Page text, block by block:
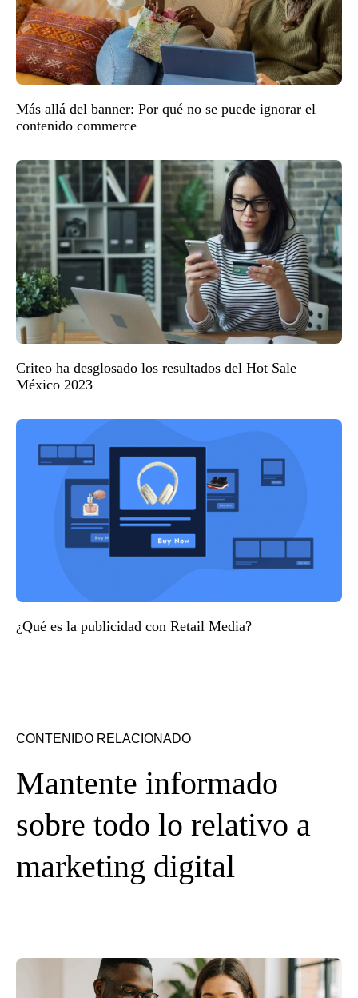
Más allá del banner: Por qué no se puede ignorar el
contenido commerce
Criteo ha desglosado los resultados del Hot Sale
México 2023
¿Qué es la publicidad con Retail Media?
CONTENIDO RELACIONADO
Mantente informado
sobre todo lo relativo a
marketing digital